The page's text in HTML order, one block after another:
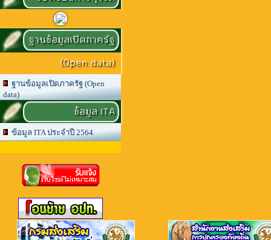
ฐานข้อมูลเปิดภาครัฐ
(Open data)
ฐานข้อมูลเปิดภาครัฐ (Open
data)
ข้อมูล ITA
ข้อมูล ITA ประจำปี 2564